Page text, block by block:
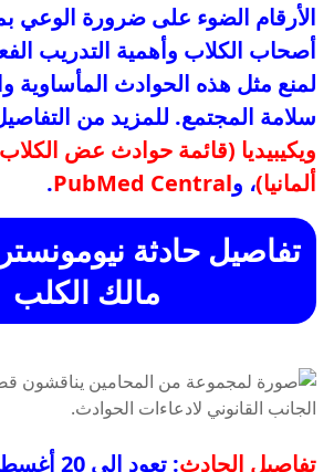
الأرقام الضوء على ضرورة الوعي
أصحاب الكلاب وأهمية التدريب
لمنع مثل هذه الحوادث المأساوية
سلامة المجتمع. للمزيد من
ويكيبيديا (قائمة حوادث عض
ألمانيا)، وPubMed Central
.
تفاصيل حادثة
مالك الكلب
تفاصيل الحادث